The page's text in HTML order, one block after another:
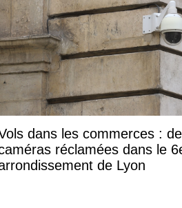
dans les commerces :
réclamées dans le
de Lyon